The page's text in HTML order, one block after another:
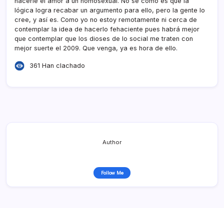
lógica logra recabar un argumento para ello, pero la gente lo
cree, y así­ es. Como yo no estoy remotamente ni cerca de
contemplar la idea de hacerlo fehaciente pues habrá mejor
que contemplar que los dioses de lo social me traten con
mejor suerte el 2009. Que venga, ya es hora de ello.
361 Han clachado
Author
Follow Me